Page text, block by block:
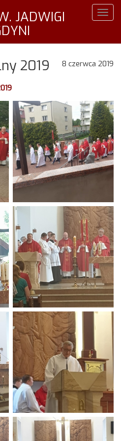
JADWIGI
8 czerwca 2019
2019